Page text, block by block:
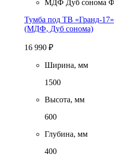
Тумба под ТВ «Гранд-17»
(МДФ, Дуб сонома)
16 990 ₽
Ширина, мм
1500
Высота, мм
600
Глубина, мм
400